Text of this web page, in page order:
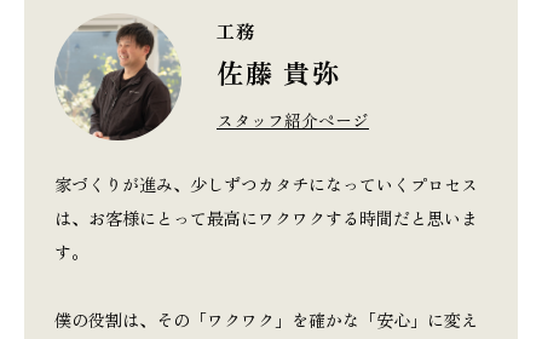
工務
佐藤 貴弥
スタッフ紹介ページ
家づくりが進み、少しずつカタチになっていくプロセス
は、お客様にとって最高にワクワクする時間だと思いま
す。
僕の役割は、その「ワクワク」を確かな「安心」に変え